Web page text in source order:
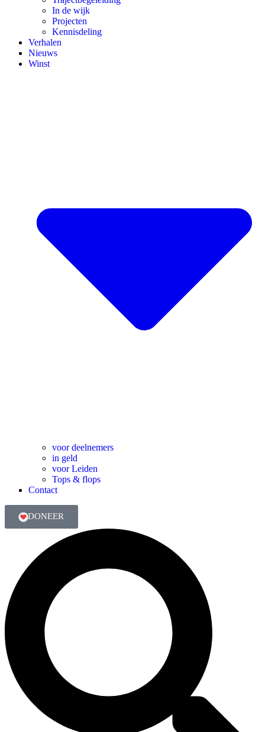
In de wijk
Projecten
Kennisdeling
Verhalen
Nieuws
Winst
voor deelnemers
in geld
voor Leiden
Tops & flops
Contact
DONEER